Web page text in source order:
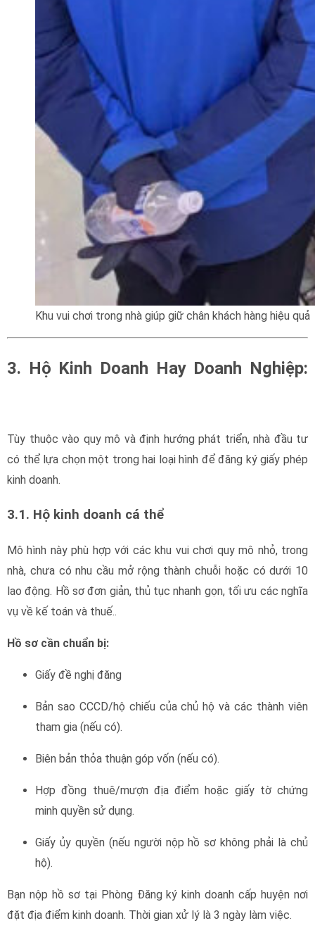
Khu vui chơi trong nhà giúp giữ chân khách hàng hiệu quả
3. Hộ Kinh Doanh Hay Doanh Nghiệp:
Tùy thuộc vào quy mô và định hướng phát triển, nhà đầu tư
có thể lựa chọn một trong hai loại hình để đăng ký giấy phép
kinh doanh.
3.1. Hộ kinh doanh cá thể
Mô hình này phù hợp với các khu vui chơi quy mô nhỏ, trong
nhà, chưa có nhu cầu mở rộng thành chuỗi hoặc có dưới 10
lao động. Hồ sơ đơn giản, thủ tục nhanh gọn, tối ưu các nghĩa
vụ về kế toán và thuế..
Hồ sơ cần chuẩn bị:
Giấy đề nghị đăng
Bản sao CCCD/hộ chiếu của chủ hộ và các thành viên
tham gia (nếu có).
Biên bản thỏa thuận góp vốn (nếu có).
Hợp đồng thuê/mượn địa điểm hoặc giấy tờ chứng
minh quyền sử dụng.
Giấy ủy quyền (nếu người nộp hồ sơ không phải là chủ
hộ).
Bạn nộp hồ sơ tại Phòng Đăng ký kinh doanh cấp huyện nơi
đặt địa điểm kinh doanh. Thời gian xử lý là 3 ngày làm việc.